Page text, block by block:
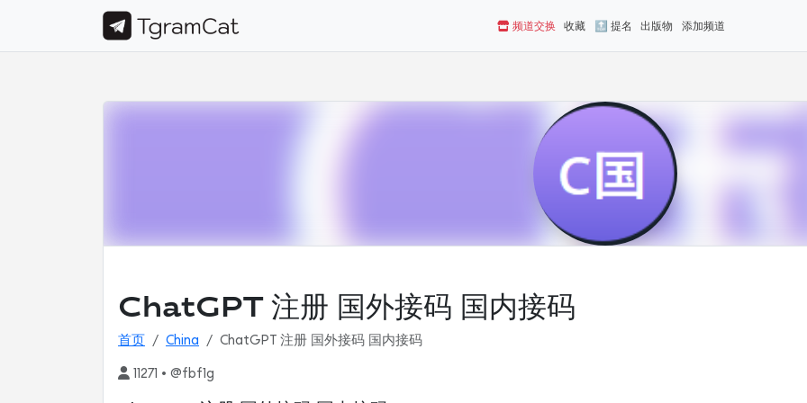
频道交换 收藏 🔝 提名 出版物 添加频道
ChatGPT 注册 国外接码 国内接码
首页 China ChatGPT 注册 国外接码 国内接码
11271 • @fbf1g